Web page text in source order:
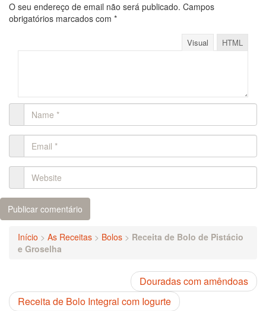
O seu endereço de email não será publicado. Campos
obrigatórios marcados com *
Visual HTML
Início > As Receitas > Bolos > Receita de Bolo de Pistácio
e Groselha
Douradas com amêndoas
Receita de Bolo Integral com Iogurte